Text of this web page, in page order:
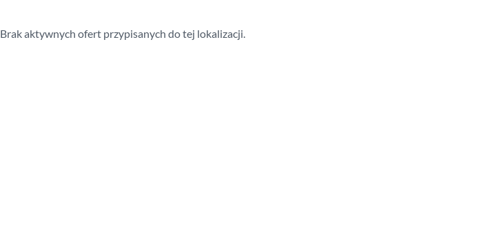
Brak aktywnych ofert przypisanych do tej lokalizacji.